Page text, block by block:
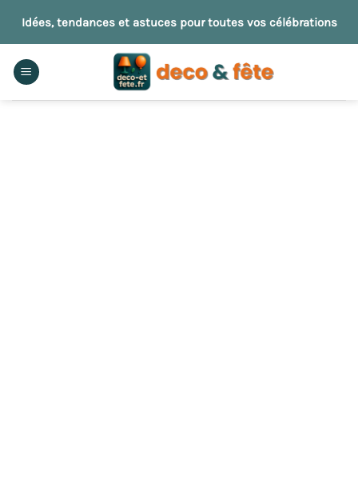
contenu
Idées, tendances et astuces pour toutes vos célébrations